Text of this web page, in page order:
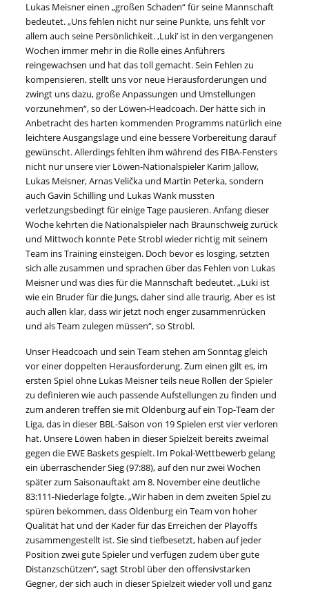
Lukas Meisner einen „großen Schaden“ für seine Mannschaft
bedeutet. „Uns fehlen nicht nur seine Punkte, uns fehlt vor
allem auch seine Persönlichkeit. ,Luki’ ist in den vergangenen
Wochen immer mehr in die Rolle eines Anführers
reingewachsen und hat das toll gemacht. Sein Fehlen zu
kompensieren, stellt uns vor neue Herausforderungen und
zwingt uns dazu, große Anpassungen und Umstellungen
vorzunehmen“, so der Löwen-Headcoach. Der hätte sich in
Anbetracht des harten kommenden Programms natürlich eine
leichtere Ausgangslage und eine bessere Vorbereitung darauf
gewünscht. Allerdings fehlten ihm während des FIBA-Fensters
nicht nur unsere vier Löwen-Nationalspieler Karim Jallow,
Lukas Meisner, Arnas Velička und Martin Peterka, sondern
auch Gavin Schilling und Lukas Wank mussten
verletzungsbedingt für einige Tage pausieren. Anfang dieser
Woche kehrten die Nationalspieler nach Braunschweig zurück
und Mittwoch konnte Pete Strobl wieder richtig mit seinem
Team ins Training einsteigen. Doch bevor es losging, setzten
sich alle zusammen und sprachen über das Fehlen von Lukas
Meisner und was dies für die Mannschaft bedeutet. „Luki ist
wie ein Bruder für die Jungs, daher sind alle traurig. Aber es ist
auch allen klar, dass wir jetzt noch enger zusammenrücken
und als Team zulegen müssen“, so Strobl.
Unser Headcoach und sein Team stehen am Sonntag gleich
vor einer doppelten Herausforderung. Zum einen gilt es, im
ersten Spiel ohne Lukas Meisner teils neue Rollen der Spieler
zu definieren wie auch passende Aufstellungen zu finden und
zum anderen treffen sie mit Oldenburg auf ein Top-Team der
Liga, das in dieser BBL-Saison von 19 Spielen erst vier verloren
hat. Unsere Löwen haben in dieser Spielzeit bereits zweimal
gegen die EWE Baskets gespielt. Im Pokal-Wettbewerb gelang
ein überraschender Sieg (97:88), auf den nur zwei Wochen
später zum Saisonauftakt am 8. November eine deutliche
83:111-Niederlage folgte. „Wir haben in dem zweiten Spiel zu
spüren bekommen, dass Oldenburg ein Team von hoher
Qualität hat und der Kader für das Erreichen der Playoffs
zusammengestellt ist. Sie sind tiefbesetzt, haben auf jeder
Position zwei gute Spieler und verfügen zudem über gute
Distanzschützen“, sagt Strobl über den offensivstarken
Gegner, der sich auch in dieser Spielzeit wieder voll und ganz